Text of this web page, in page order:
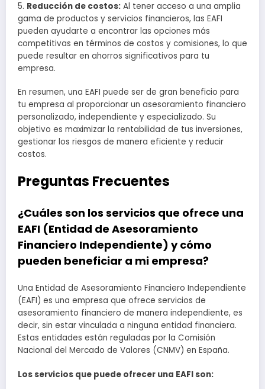
5. Reducción de costos: Al tener acceso a una amplia
gama de productos y servicios financieros, las EAFI
pueden ayudarte a encontrar las opciones más
competitivas en términos de costos y comisiones, lo que
puede resultar en ahorros significativos para tu
empresa.
En resumen, una EAFI puede ser de gran beneficio para
tu empresa al proporcionar un asesoramiento financiero
personalizado, independiente y especializado. Su
objetivo es maximizar la rentabilidad de tus inversiones,
gestionar los riesgos de manera eficiente y reducir
costos.
Preguntas Frecuentes
¿Cuáles son los servicios que ofrece una
EAFI (Entidad de Asesoramiento
Financiero Independiente) y cómo
pueden beneficiar a mi empresa?
Una Entidad de Asesoramiento Financiero Independiente
(EAFI) es una empresa que ofrece servicios de
asesoramiento financiero de manera independiente, es
decir, sin estar vinculada a ninguna entidad financiera.
Estas entidades están reguladas por la Comisión
Nacional del Mercado de Valores (CNMV) en España.
Los servicios que puede ofrecer una EAFI son: